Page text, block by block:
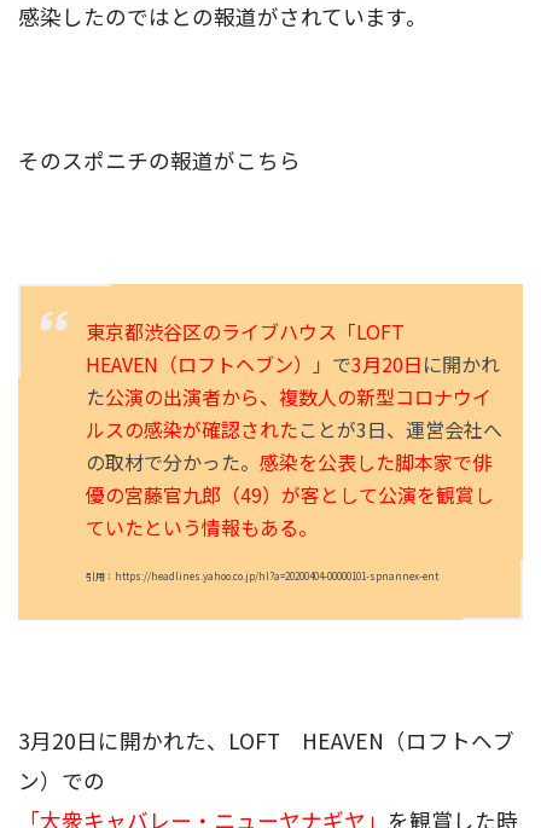
感染したのではとの報道がされています。
そのスポニチの報道がこちら
東京都渋谷区のライブハウス「LOFT
HEAVEN（ロフトヘブン）」 で3月20日に開かれ
た公演の出演者から、複数人の新型コロナウイ
ルスの感染が確認されたことが3日、運営会社へ
の取材で分かった。 感染を公表した脚本家で俳
優の宮藤官九郎（49）が客として公演を観賞し
ていたという情報もある。
引用：https://headlines.yahoo.co.jp/hl?a=20200404-00000101-spnannex-ent
3月20日に開かれた、LOFT HEAVEN（ロフトヘブ
ン）での
「大衆キャバレー・ニューヤナギヤ」 を観賞した時